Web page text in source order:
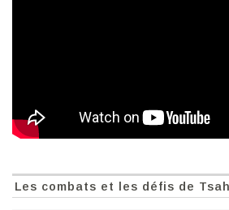
Les combats et les défis de